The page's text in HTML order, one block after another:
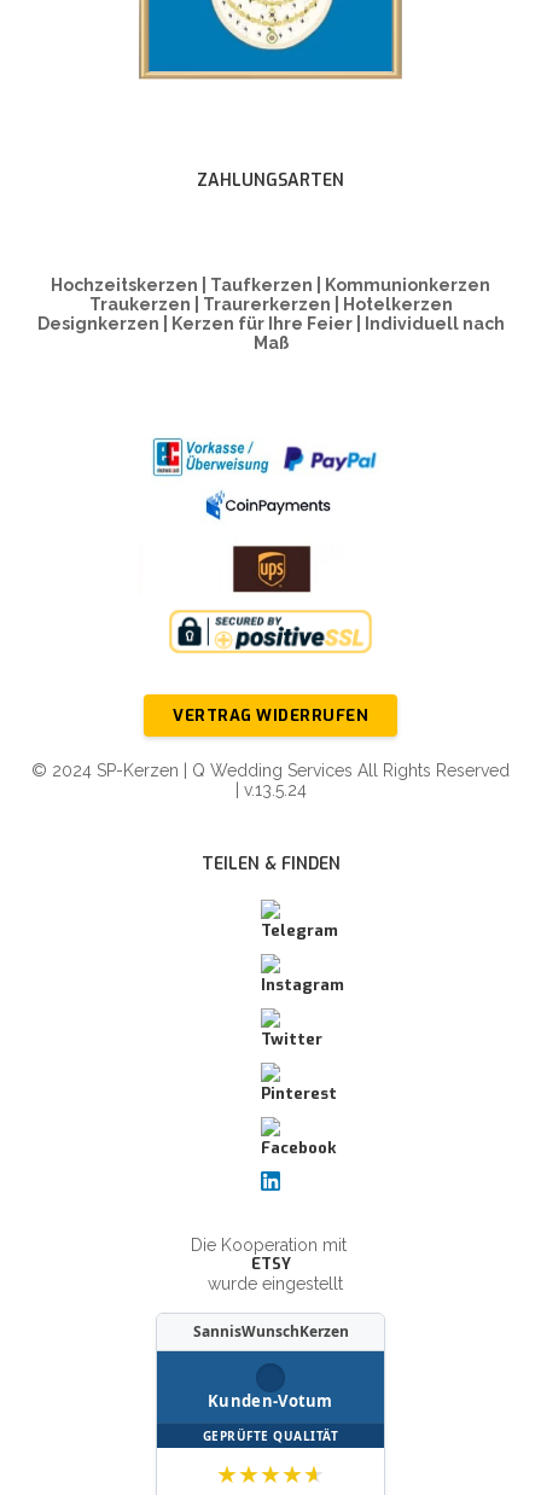
ZAHLUNGSARTEN
Hochzeitskerzen | Taufkerzen | Kommunionkerzen
Traukerzen | Traurerkerzen | Hotelkerzen
Designkerzen | Kerzen für Ihre Feier | Individuell nach
Maß
VERTRAG WIDERRUFEN
© 2024 SP-Kerzen | Q Wedding Services All Rights Reserved
| v.13.5.24
TEILEN & FINDEN
Die Kooperation mit
ETSY
wurde eingestellt
SannisWunschKerzen
Kunden-Votum
GEPRÜFTE QUALITÄT
★★★★★